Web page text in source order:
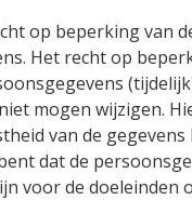
op beperking van
Het recht op
mogen wijzigen.
van de
dat de
voor de doeleinden